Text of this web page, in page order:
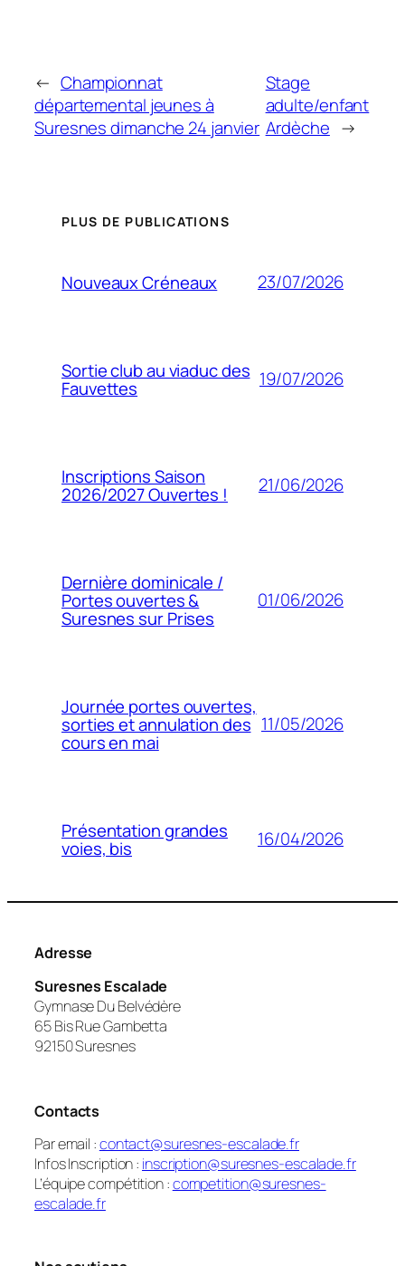
← Championnat
départemental jeunes à
Suresnes dimanche 24 janvier
Stage
adulte/enfant
Ardèche →
PLUS DE PUBLICATIONS
Nouveaux Créneaux 23/07/2026
Sortie club au viaduc des
Fauvettes 19/07/2026
Inscriptions Saison
2026/2027 Ouvertes ! 21/06/2026
Dernière dominicale /
Portes ouvertes &
Suresnes sur Prises
01/06/2026
Journée portes ouvertes,
sorties et annulation des
cours en mai
11/05/2026
Présentation grandes
voies, bis 16/04/2026
Adresse
Suresnes Escalade
Gymnase Du Belvédère
65 Bis Rue Gambetta
92150 Suresnes
Contacts
Par email :contact@suresnes-escalade.fr
Infos Inscription : inscription@suresnes-escalade.fr
L’équipe compétition :competition@suresnes-
escalade.fr